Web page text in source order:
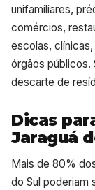
unifamiliares,
comércios,
escolas,
órgãos públicos.
descarte de
Dicas
Jaraguá
Mais de 80%
do Sul poderiam